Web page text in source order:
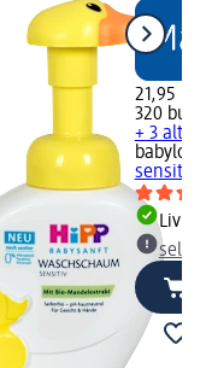
21,95 lei
320 buc
+ 3 alte
babylove